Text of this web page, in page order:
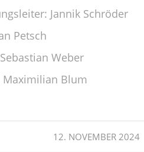
Jannik Schröder
Petsch
Weber
Blum
12. NOVEMBER 2024